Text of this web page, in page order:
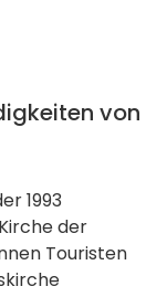
von
1993
der
Touristen